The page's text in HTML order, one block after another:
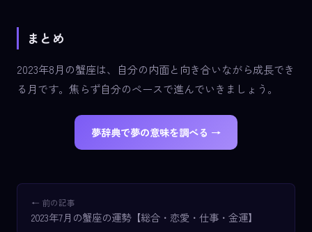
まとめ
2023年8月の蟹座は、自分の内面と向き合いながら成長でき
る月です。焦らず自分のペースで進んでいきましょう。
夢辞典で夢の意味を調べる →
← 前の記事
2023年7月の蟹座の運勢【総合・恋愛・仕事・金運】